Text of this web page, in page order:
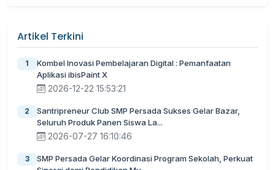
Artikel Terkini
1
Kombel Inovasi Pembelajaran Digital : Pemanfaatan
Aplikasi ibisPaint X
2026-12-22 15:53:21
2
Santripreneur Club SMP Persada Sukses Gelar Bazar,
Seluruh Produk Panen Siswa La...
2026-07-27 16:10:46
3
SMP Persada Gelar Koordinasi Program Sekolah, Perkuat